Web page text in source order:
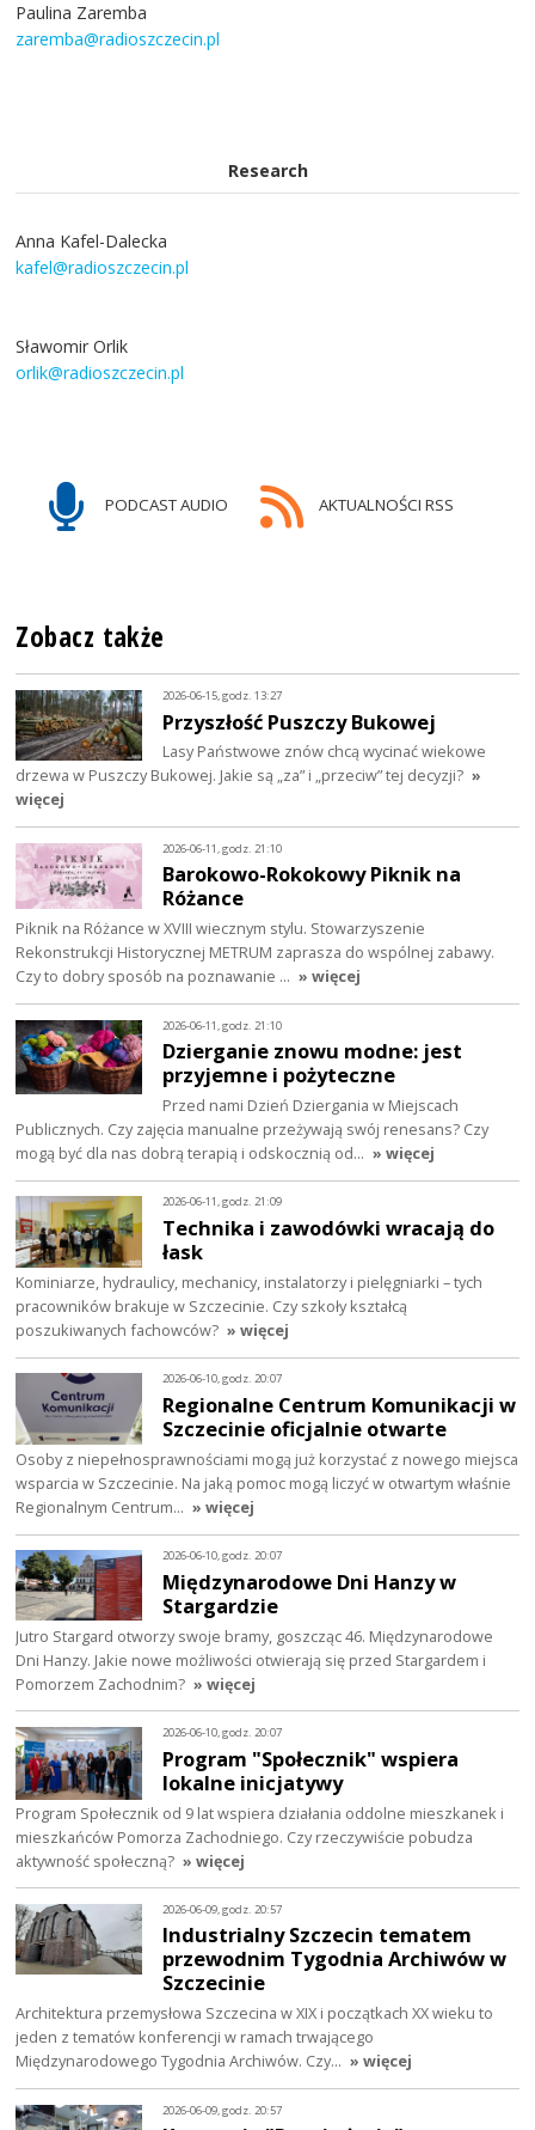
Paulina Zaremba
zaremba@radioszczecin.pl
Research
Anna Kafel-Dalecka
kafel@radioszczecin.pl
Sławomir Orlik
orlik@radioszczecin.pl
PODCAST AUDIO AKTUALNOŚCI RSS
Zobacz także
2026-06-15, godz. 13:27
Przyszłość Puszczy Bukowej
Lasy Państwowe znów chcą wycinać wiekowe
drzewa w Puszczy Bukowej. Jakie są „za” i „przeciw” tej decyzji? »
więcej
2026-06-11, godz. 21:10
Barokowo-Rokokowy Piknik na
Różance
Piknik na Różance w XVIII wiecznym stylu. Stowarzyszenie
Rekonstrukcji Historycznej METRUM zaprasza do wspólnej zabawy.
Czy to dobry sposób na poznawanie … » więcej
2026-06-11, godz. 21:10
Dzierganie znowu modne: jest
przyjemne i pożyteczne
Przed nami Dzień Dziergania w Miejscach
Publicznych. Czy zajęcia manualne przeżywają swój renesans? Czy
mogą być dla nas dobrą terapią i odskocznią od… » więcej
2026-06-11, godz. 21:09
Technika i zawodówki wracają do
łask
Kominiarze, hydraulicy, mechanicy, instalatorzy i pielęgniarki – tych
pracowników brakuje w Szczecinie. Czy szkoły kształcą
poszukiwanych fachowców? » więcej
2026-06-10, godz. 20:07
Regionalne Centrum Komunikacji w
Szczecinie oficjalnie otwarte
Osoby z niepełnosprawnościami mogą już korzystać z nowego miejsca
wsparcia w Szczecinie. Na jaką pomoc mogą liczyć w otwartym właśnie
Regionalnym Centrum… » więcej
2026-06-10, godz. 20:07
Międzynarodowe Dni Hanzy w
Stargardzie
Jutro Stargard otworzy swoje bramy, goszcząc 46. Międzynarodowe
Dni Hanzy. Jakie nowe możliwości otwierają się przed Stargardem i
Pomorzem Zachodnim? » więcej
2026-06-10, godz. 20:07
Program "Społecznik" wspiera
lokalne inicjatywy
Program Społecznik od 9 lat wspiera działania oddolne mieszkanek i
mieszkańców Pomorza Zachodniego. Czy rzeczywiście pobudza
aktywność społeczną? » więcej
2026-06-09, godz. 20:57
Industrialny Szczecin tematem
przewodnim Tygodnia Archiwów w
Szczecinie
Architektura przemysłowa Szczecina w XIX i początkach XX wieku to
jeden z tematów konferencji w ramach trwającego
Międzynarodowego Tygodnia Archiwów. Czy… » więcej
2026-06-09, godz. 20:57